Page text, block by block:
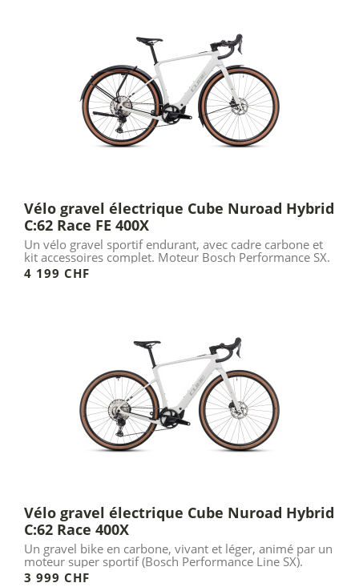
Vélo gravel électrique Cube Nuroad Hybrid
C:62 Race FE 400X
Un vélo gravel sportif endurant, avec cadre carbone et
kit accessoires complet. Moteur Bosch Performance SX.
4 199 CHF
Vélo gravel électrique Cube Nuroad Hybrid
C:62 Race 400X
Un gravel bike en carbone, vivant et léger, animé par un
moteur super sportif (Bosch Performance Line SX).
3 999 CHF